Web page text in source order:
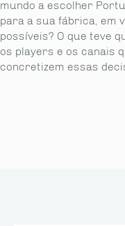
mundo a escolher
para a sua fábrica, em
possíveis? O que teve
os players e os canais
concretizem essas